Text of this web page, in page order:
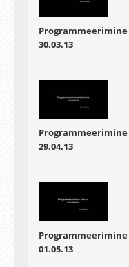
30.03.13
29.04.13
01.05.13